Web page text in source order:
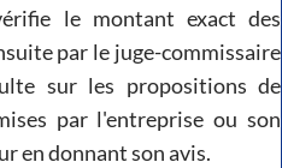
le montant exact des
par le juge-commissaire
sur les propositions de
par l'entreprise ou son
en donnant son avis.